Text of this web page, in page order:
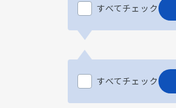
すべてチェック
すべてチェック